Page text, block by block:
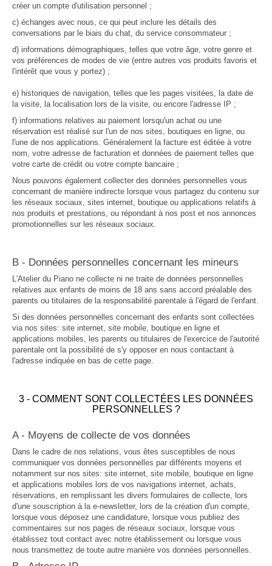
créer un compte d'utilisation personnel ;
c) échanges avec nous, ce qui peut inclure les détails des
conversations par le biais du chat, du service consommateur ;
d) informations démographiques, telles que votre âge, votre genre et
vos préférences de modes de vie (entre autres vos produits favoris et
l'intérêt que vous y portez) ;
e) historiques de navigation, telles que les pages visitées, la date de
la visite, la localisation lors de la visite, ou encore l'adresse IP ;
f) informations relatives au paiement lorsqu'un achat ou une
réservation est réalisé sur l'un de nos sites, boutiques en ligne, ou
l'une de nos applications. Généralement la facture est éditée à votre
nom, votre adresse de facturation et données de paiement telles que
votre carte de crédit ou votre compte bancaire ;
Nous pouvons également collecter des données personnelles vous
concernant de manière indirecte lorsque vous partagez du contenu sur
les réseaux sociaux, sites internet, boutique ou applications relatifs à
nos produits et prestations, ou répondant à nos post et nos annonces
promotionnelles sur les réseaux sociaux.
B - Données personnelles concernant les mineurs
L'Atelier du Piano ne collecte ni ne traite de données personnelles
relatives aux enfants de moins de 18 ans sans accord préalable des
parents ou titulaires de la responsabilité parentale à l'égard de l'enfant.
Si des données personnelles concernant des enfants sont collectées
via nos sites: site internet, site mobile, boutique en ligne et
applications mobiles, les parents ou titulaires de l'exercice de l'autorité
parentale ont la possibilité de s'y opposer en nous contactant à
l'adresse indiquée en bas de cette page.
3 - COMMENT SONT COLLECTÉES LES DONNÉES
PERSONNELLES ?
A - Moyens de collecte de vos données
Dans le cadre de nos relations, vous êtes susceptibles de nous
communiquer vos données personnelles par différents moyens et
notamment sur nos sites: site internet, site mobile, boutique en ligne
et applications mobiles lors de vos navigations internet, achats,
réservations, en remplissant les divers formulaires de collecte, lors
d'une souscription à la e-newsletter, lors de la création d'un compte,
lorsque vous déposez une candidature, lorsque vous publiez des
commentaires sur nos pages de réseaux sociaux, lorsque vous
établissez tout contact avec notre établissement ou lorsque vous
nous transmettez de toute autre manière vos données personnelles.